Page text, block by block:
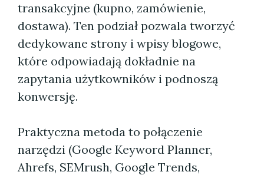
transakcyjne (kupno, zamówienie,
dostawa). Ten podział pozwala tworzyć
dedykowane strony i wpisy blogowe,
które odpowiadają dokładnie na
zapytania użytkowników i podnoszą
konwersję.
Praktyczna metoda to połączenie
narzędzi (Google Keyword Planner,
Ahrefs, SEMrush, Google Trends,